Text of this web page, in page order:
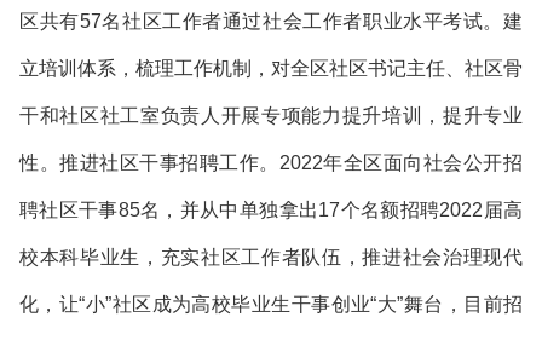
区共有57名社区工作者通过社会工作者职业水平考试。建
立培训体系，梳理工作机制，对全区社区书记主任、社区骨
干和社区社工室负责人开展专项能力提升培训，提升专业
性。推进社区干事招聘工作。2022年全区面向社会公开招
聘社区干事85名，并从中单独拿出17个名额招聘2022届高
校本科毕业生，充实社区工作者队伍，推进社会治理现代
化，让“小”社区成为高校毕业生干事创业“大”舞台，目前招